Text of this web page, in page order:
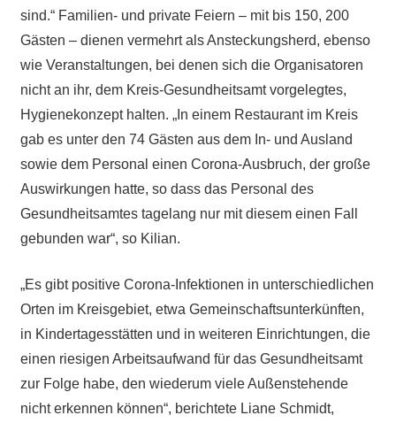
sind.“ Familien- und private Feiern – mit bis 150, 200
Gästen – dienen vermehrt als Ansteckungsherd, ebenso
wie Veranstaltungen, bei denen sich die Organisatoren
nicht an ihr, dem Kreis-Gesundheitsamt vorgelegtes,
Hygienekonzept halten. „In einem Restaurant im Kreis
gab es unter den 74 Gästen aus dem In- und Ausland
sowie dem Personal einen Corona-Ausbruch, der große
Auswirkungen hatte, so dass das Personal des
Gesundheitsamtes tagelang nur mit diesem einen Fall
gebunden war“, so Kilian.
„Es gibt positive Corona-Infektionen in unterschiedlichen
Orten im Kreisgebiet, etwa Gemeinschaftsunterkünften,
in Kindertagesstätten und in weiteren Einrichtungen, die
einen riesigen Arbeitsaufwand für das Gesundheitsamt
zur Folge habe, den wiederum viele Außenstehende
nicht erkennen können“, berichtete Liane Schmidt,